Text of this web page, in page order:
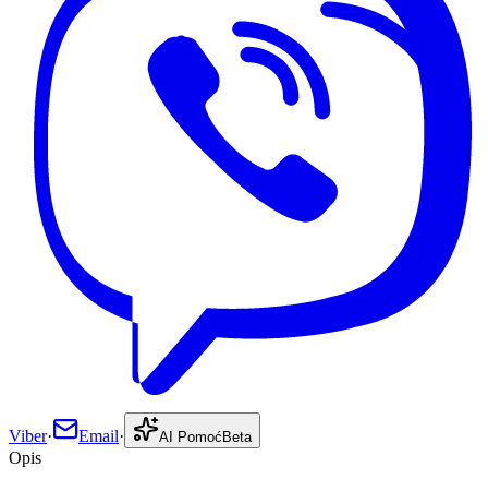
Viber· Email· AI Pomoć Beta
Opis